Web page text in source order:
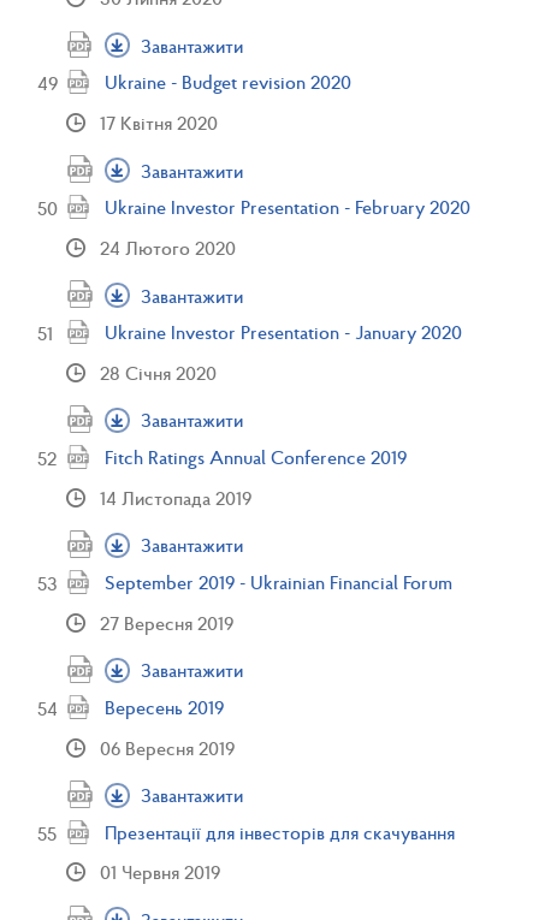
Завантажити
Ukraine - Budget revision 2020
17 Квітня 2020
Завантажити
Ukraine Investor Presentation - February 2020
24 Лютого 2020
Завантажити
Ukraine Investor Presentation - January 2020
28 Січня 2020
Завантажити
Fitch Ratings Annual Conference 2019
14 Листопада 2019
Завантажити
September 2019 - Ukrainian Financial Forum
27 Вересня 2019
Завантажити
Вересень 2019
06 Вересня 2019
Завантажити
Презентації для інвесторів для скачування
01 Червня 2019